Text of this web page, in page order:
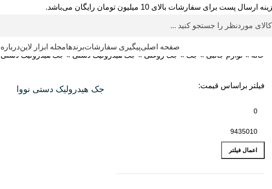
ارسال پست برای سفارشات بالای 10 میلیون تومان رایگان می‌باشد.
صفحه اصلیپیگیری سفارشاتبرندهامجله ابزار لاین
خانه » لوازم جانبی » جک » جک روغنی » جک هیدرولیک دستی » جک هیدرولیک دستی
فیلتر براساس قیمت:
اعمال فیلتر
جک هیدرولیک دستی نووا